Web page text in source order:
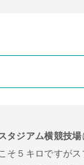
タジアム横競技場
そ５キロですが